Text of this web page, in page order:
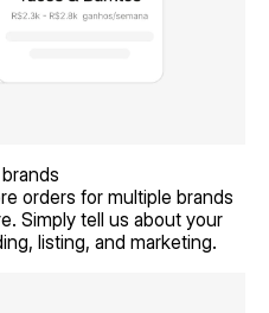
orders for multiple brands
Simply tell us about your
listing, and marketing.